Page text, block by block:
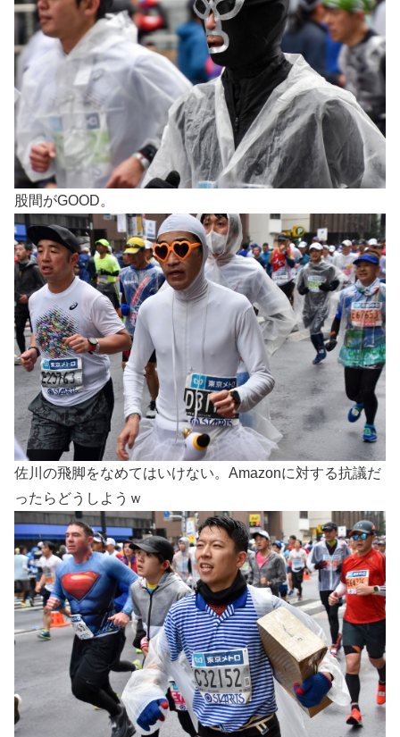
股間がGOOD。
佐川の飛脚をなめてはいけない。Amazonに対する抗議だ
ったらどうしようｗ